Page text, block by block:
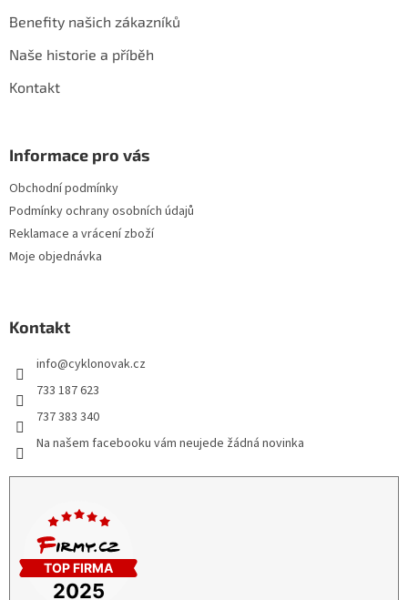
Benefity našich zákazníků
Naše historie a příběh
Kontakt
Informace pro vás
Obchodní podmínky
Podmínky ochrany osobních údajů
Reklamace a vrácení zboží
Moje objednávka
Kontakt
info@cyklonovak.cz
733 187 623
737 383 340
Na našem facebooku vám neujede žádná novinka